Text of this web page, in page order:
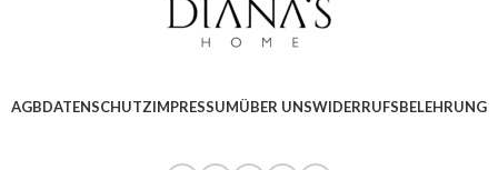
AGBDATENSCHUTZIMPRESSUMÜBER UNSWIDERRUFSBELEHRUNG